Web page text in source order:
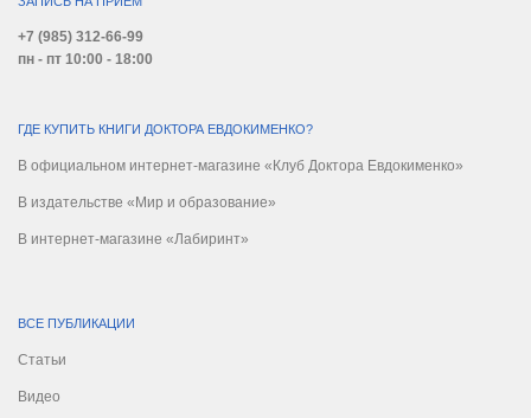
+7 (985) 312-66-99
пн - пт 10:00 - 18:00
ГДЕ КУПИТЬ КНИГИ ДОКТОРА ЕВДОКИМЕНКО?
В официальном интернет-магазине «Клуб Доктора Евдокименко»
В издательстве «Мир и образование»
В интернет-магазине «Лабиринт»
ВСЕ ПУБЛИКАЦИИ
Статьи
Видео